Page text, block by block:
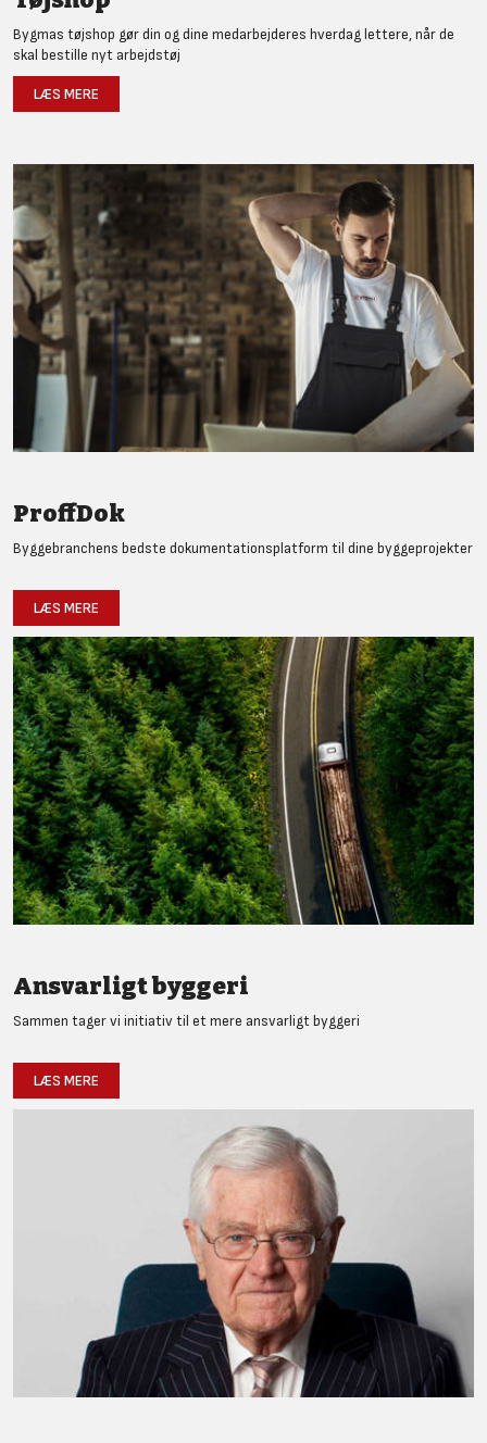
Bygmas tøjshop gør din og dine medarbejderes hverdag lettere, når de
skal bestille nyt arbejdstøj
LÆS MERE
ProffDok
Byggebranchens bedste dokumentationsplatform til dine byggeprojekter
LÆS MERE
Ansvarligt byggeri
Sammen tager vi initiativ til et mere ansvarligt byggeri
LÆS MERE